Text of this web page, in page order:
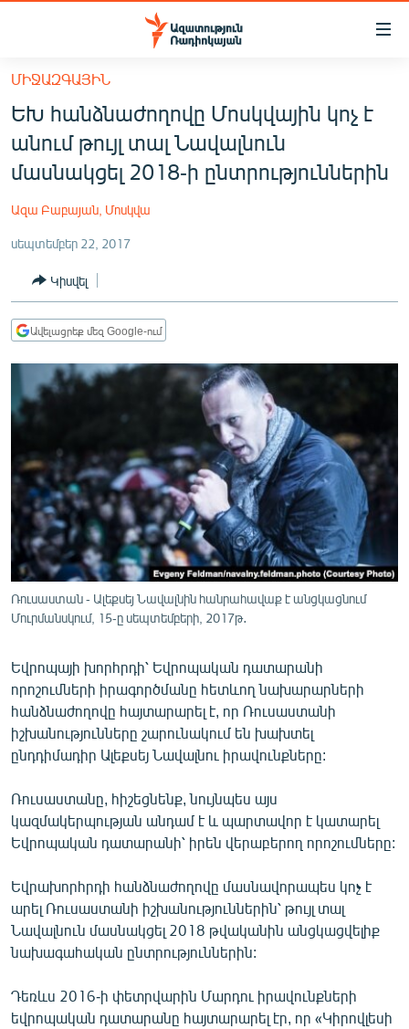
Մատչելիության
հիմնական
բովանդակությանը
Անցնել
հիմնական
մենյուին
ՔԱՂԱՔԱԿԱՆ
ՏՆՏԵՍՈՒԹՅՈՒՆ
ՂԱՐԱԲԱՂ
ՏԱՐԱԾԱՇՐՋԱՆ
ՄԻՋԱԶԳԱՅԻՆ
ՄՇԱԿՈՒՅԹ
ՍՊՈՐՏ
ՄԵԿՆԱԲԱՆՈՒԹՅՈՒՆ
ՏՏ ԵՒ ԻՆՏԵՐՆԵՏ
ԱՐԽԻՎ
ԲԱՆԱՎԵՃ
ՁԳՏԵԼՈՎ ԼԱՎԱԳՈՒՅՆԻՆ
ՓՈԴՔԱՍԹ
Հայերեն
English
ՀԵՏԵՎԵՔ ՄԵԶ
ՄԻՋԱԶԳԱՅԻՆ
ԵԽ հանձնաժողովը Մոսկվային կոչ է
անում թույլ տալ Նավալնուն
մասնակցել 2018-ի ընտրություններին
Ազա Բաբայան, Մոսկվա
սեպտեմբեր 22, 2017
Կիսվել
Ավելացրեք մեզ Google-ում
Ռուսաստան - Ալեքսեյ Նավալնին հանրահավաք է անցկացնում
Մուրմանսկում, 15-ը սեպտեմբերի, 2017թ․
Եվրոպայի խորհրդի՝ Եվրոպական դատարանի
որոշումների իրագործմանը հետևող նախարարների
հանձնաժողովը հայտարարել է, որ Ռուսաստանի
իշխանությունները շարունակում են խախտել
ընդդիմադիր Ալեքսեյ Նավալնու իրավունքները:
Ռուսաստանը, հիշեցնենք, նույնպես այս
կազմակերպության անդամ է և պարտավոր է կատարել
Եվրոպական դատարանի՝ իրեն վերաբերող որոշումները:
Եվրախորհրդի հանձնաժողովը մասնավորապես կոչ է
արել Ռուսաստանի իշխանություններին՝ թույլ տալ
Նավալնուն մասնակցել 2018 թվականին անցկացվելիք
նախագահական ընտրություններին:
Դեռևս 2016-ի փետրվարին Մարդու իրավունքների
եվրոպական դատարանը հայտարարել էր, որ «Կիրովլեսի